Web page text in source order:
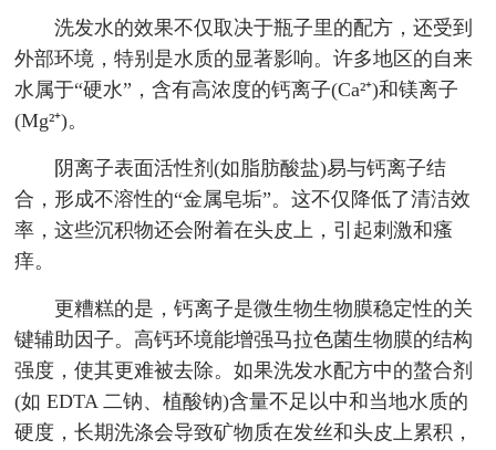
洗发水的效果不仅取决于瓶子里的配方，还受到
外部环境，特别是水质的显著影响。许多地区的自来
水属于“硬水”，含有高浓度的钙离子(Ca²⁺)和镁离子
(Mg²⁺)。
阴离子表面活性剂(如脂肪酸盐)易与钙离子结
合，形成不溶性的“金属皂垢”。这不仅降低了清洁效
率，这些沉积物还会附着在头皮上，引起刺激和瘙
痒。
更糟糕的是，钙离子是微生物生物膜稳定性的关
键辅助因子。高钙环境能增强马拉色菌生物膜的结构
强度，使其更难被去除。如果洗发水配方中的螯合剂
(如 EDTA 二钠、植酸钠)含量不足以中和当地水质的
硬度，长期洗涤会导致矿物质在发丝和头皮上累积，